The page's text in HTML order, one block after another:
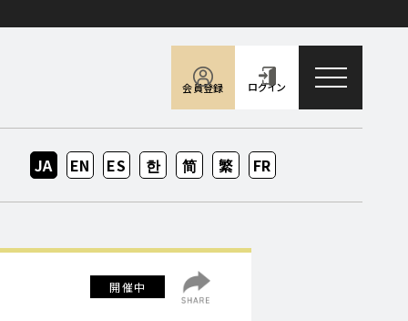
会員登録 ログイン toggle
ZH-
ZH-
EN FR
JA KO
ES
開催中